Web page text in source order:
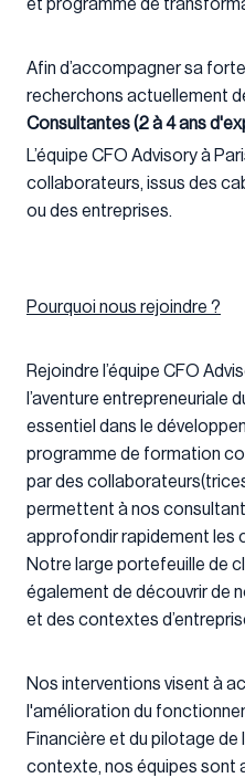
et programme de
Afin d’accompagner sa
recherchons actuellement
Consultantes (2 à 4 ans
L’équipe CFO Advisory à
collaborateurs, issus des
ou des entreprises.
Pourquoi nous rejoindre ?
Rejoindre l’équipe CFO
l’aventure entrepreneuriale
essentiel dans le
programme de formation
par des
permettent à nos
approfondir rapidement les
Notre large portefeuille de
également de découvrir de
et des contextes
Nos interventions visent à
l'amélioration du
Financière et du pilotage
contexte, nos équipes sont